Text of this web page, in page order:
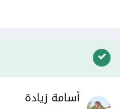
أسامة زيادة